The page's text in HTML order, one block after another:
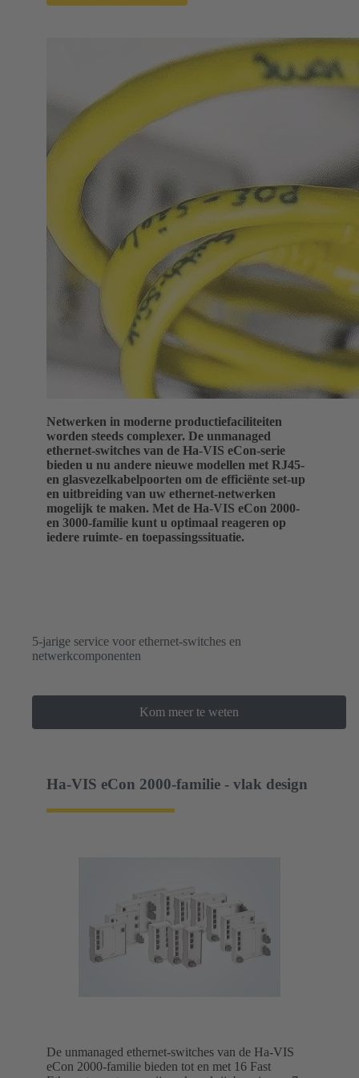
Netwerken in moderne productiefaciliteiten
worden steeds complexer. De unmanaged
ethernet-switches van de Ha-VIS eCon-serie
bieden u nu andere nieuwe modellen met RJ45-
en glasvezelkabelpoorten om de efficiënte set-up
en uitbreiding van uw ethernet-netwerken
mogelijk te maken. Met de Ha-VIS eCon 2000-
en 3000-familie kunt u optimaal reageren op
iedere ruimte- en toepassingssituatie.
5-jarige service voor ethernet-switches en
netwerkcomponenten
Kom meer te weten
Ha-VIS eCon 2000-familie - vlak design
De unmanaged ethernet-switches van de Ha-VIS
eCon 2000-familie bieden tot en met 16 Fast